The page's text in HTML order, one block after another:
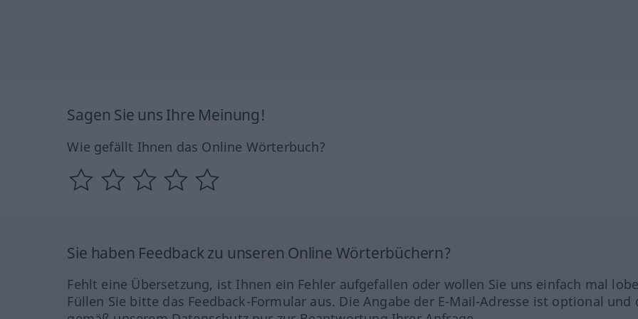
Sagen Sie uns Ihre Meinung!
Wie gefällt Ihnen das Online Wörterbuch?
Sie haben Feedback zu unseren Online Wörterbüchern?
Fehlt eine Übersetzung, ist Ihnen ein Fehler aufgefallen oder wollen Sie uns einfach mal
Füllen Sie bitte das Feedback-Formular aus. Die Angabe der E-Mail-Adresse ist optional und